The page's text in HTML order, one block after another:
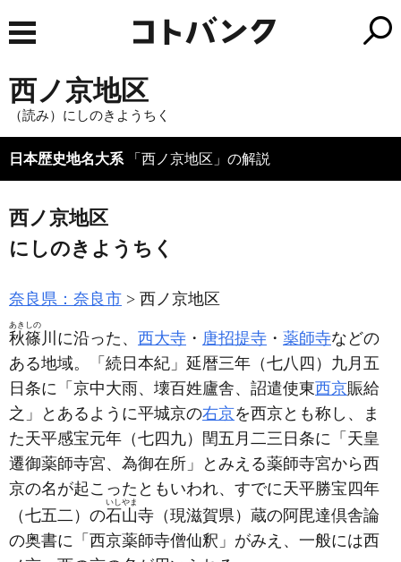
西ノ京地区
（読み）にしのきようちく
日本歴史地名大系 「西ノ京地区」の解説
西ノ京地区
にしのきようちく
奈良県：奈良市 西ノ京地区
秋篠
あきしの
川に沿った、 西大寺 ・ 唐招提寺 ・ 薬師寺などの
ある地域。「続日本紀」延暦三年 （七八四） 九月五
日条に「京中大雨、壊百姓廬舎、詔遣使東西京賑給
之」とあるように平城京の右京を西京とも称し、ま
た天平感宝元年 （七四九） 閏五月二三日条に「天皇
遷御薬師寺宮、為御在所」とみえる薬師寺宮から西
京の名が起こったともいわれ、すでに天平勝宝四年
（七五二） の石山
いしやま
寺 （現滋賀県） 蔵の阿毘達倶舎論
の奥書に「西京薬師寺僧仙釈」がみえ、一般には西